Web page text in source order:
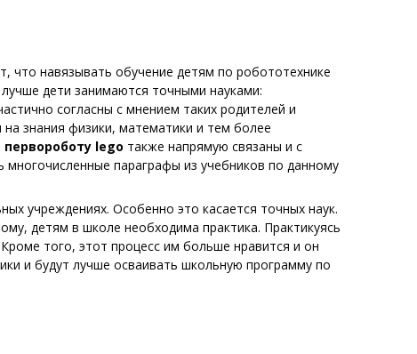
что навязывать обучение детям по робототехнике
дети занимаются точными науками:
согласны с мнением таких родителей и
знания физики, математики и тем более
первороботу lego также напрямую связаны и с
параграфы из учебников по данному
учреждениях. Особенно это касается точных наук.
детям в школе необходима практика. Практикуясь
того, этот процесс им больше нравится и он
и будут лучше осваивать школьную программу по